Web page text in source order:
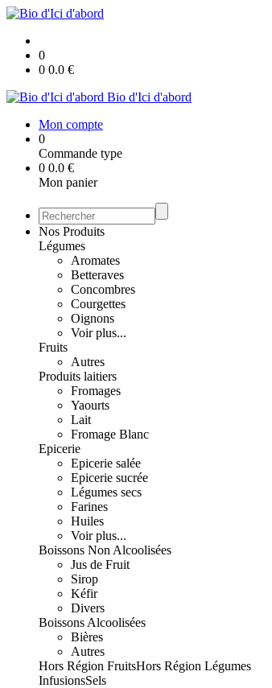
0
0 0.0 €
Bio d'Ici d'abord
Mon compte
0
Commande type
0 0.0 €
Mon panier
Nos Produits
Légumes
Aromates
Betteraves
Concombres
Courgettes
Oignons
Voir plus...
Fruits
Autres
Produits laitiers
Fromages
Yaourts
Lait
Fromage Blanc
Epicerie
Epicerie salée
Epicerie sucrée
Légumes secs
Farines
Huiles
Voir plus...
Boissons Non Alcoolisées
Jus de Fruit
Sirop
Kéfir
Divers
Boissons Alcoolisées
Bières
Autres
Hors Région FruitsHors Région Légumes
InfusionsSels